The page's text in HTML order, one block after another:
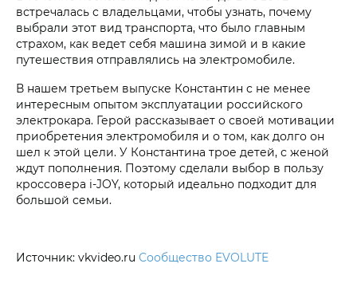
встречалась с владельцами, чтобы узнать, почему
выбрали этот вид транспорта, что было главным
страхом, как ведет себя машина зимой и в какие
путешествия отправлялись на электромобиле.
В нашем третьем выпуске Константин с не менее
интересным опытом эксплуатации российского
электрокара. Герой рассказывает о своей мотивации
приобретения электромобиля и о том, как долго он
шел к этой цели. У Константина трое детей, с женой
ждут пополнения. Поэтому сделали выбор в пользу
кроссовера i‑JOY, который идеально подходит для
большой семьи.
Источник: vkvideo.ru Сообщество EVOLUTE